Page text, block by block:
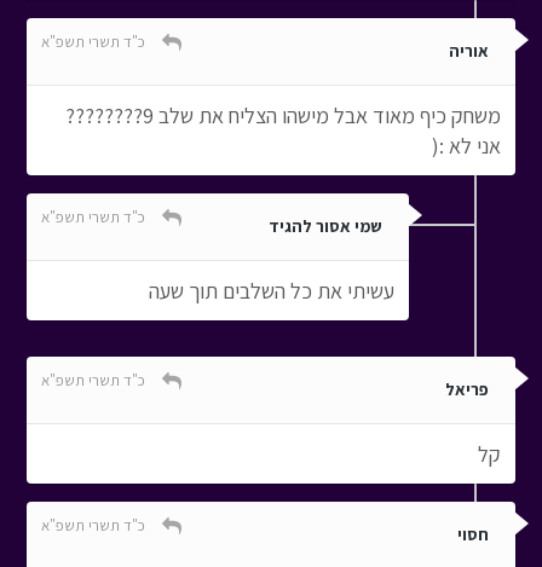
אוריה כ"ד תשרי תשפ"א
משחק כיף מאוד אבל מישהו הצליח את שלב 9????????
אני לא :(
שמי אסור להגיד כ"ד תשרי תשפ"א
עשיתי את כל השלבים תוך שעה
פריאל כ"ד תשרי תשפ"א
קל
חסוי כ"ד תשרי תשפ"א